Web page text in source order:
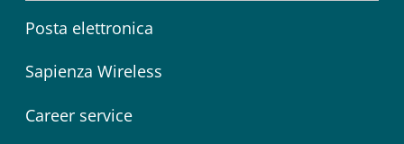
Posta elettronica
Sapienza Wireless
Career service